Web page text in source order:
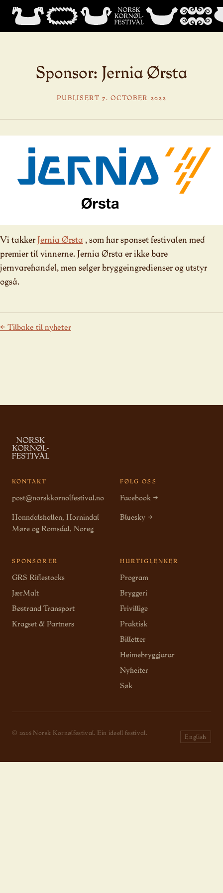
Sponsor: Jernia Ørsta
PUBLISERT 7. OCTOBER 2022
Vi takkerJernia Ørsta, som har sponset festivalen med
premier til vinnerne. Jernia Ørsta er ikke bare
jernvarehandel, men selger bryggeingredienser og utstyr
også.
← Tilbake til nyheter
KONTAKT
post@norskkornolfestival.no
Honndalshallen, Hornindal
Møre og Romsdal, Noreg
FØLG OSS
Facebook →
Bluesky →
SPONSORER
GRS Riflestocks
JærMalt
Bøstrand Transport
Kragset & Partners
HURTIGLENKER
Program
Bryggeri
Frivillige
Praktisk
Billetter
Heimebryggjarar
Nyheiter
Søk
© 2026 Norsk Kornølfestival. Ein ideell festival.
English